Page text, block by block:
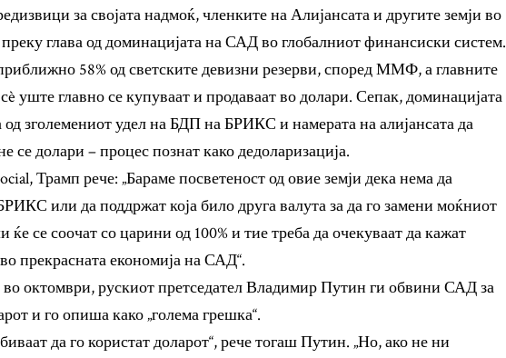
за својата надмоќ, членките на Алијансата и другите земји во
преку глава од доминацијата на САД во глобалниот финансиски систем.
58% од светските девизни резерви, според ММФ, а главните
уште главно се купуваат и продаваат во долари. Сепак, доминацијата
од зголемениот удел на БДП на БРИКС и намерата на алијансата да
се долари – процес познат како дедоларизација.
Трамп рече: „Бараме посветеност од овие земји дека нема да
или да поддржат која било друга валута за да го замени моќниот
ќе се соочат со царини од 100% и тие треба да очекуваат да кажат
прекрасната економија на САД“.
октомври, рускиот претседател Владимир Путин ги обвини САД за
и го опиша како „голема грешка“.
да го користат доларот“, рече тогаш Путин. „Но, ако не ни